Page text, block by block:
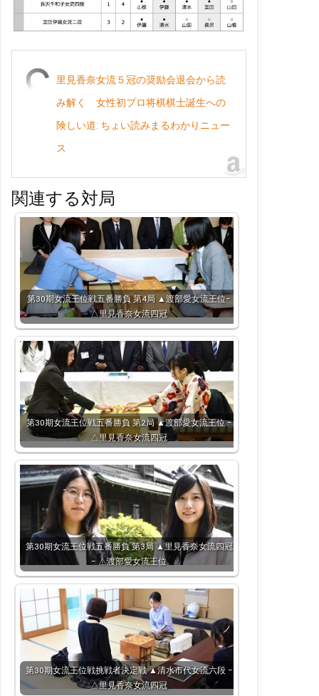
里見香奈女流５冠の奨励会退会から読
み解く 女性初プロ将棋棋士誕生への
険しい道: ちょい読みまるわかりニュー
ス
関連する対局
第30期女流王位戦五番勝負 第4局 ▲渡部愛女流王位−
△里見香奈女流四冠
第30期女流王位戦五番勝負 第2局 ▲渡部愛女流王位 −
△里見香奈女流四冠
第30期女流王位戦五番勝負 第3局 ▲里見香奈女流四冠
− △渡部愛女流王位
第30期女流王位戦挑戦者決定戦 ▲清水市代女流六段 −
△里見香奈女流四冠